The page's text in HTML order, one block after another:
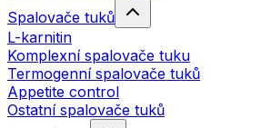
Spalovače tuků
L-karnitin
Komplexní spalovače tuku
Termogenní spalovače tuků
Appetite control
Ostatní spalovače tuků